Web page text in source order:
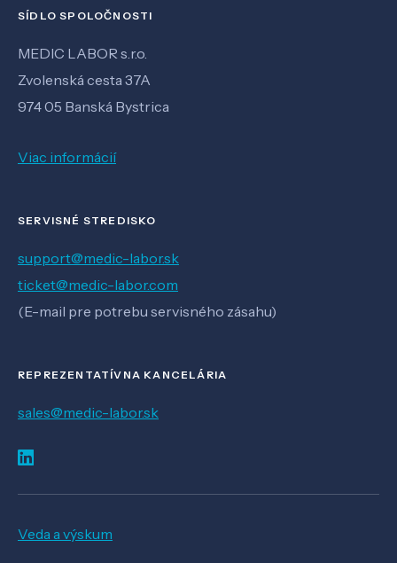
SÍDLO SPOLOČNOSTI
MEDIC LABOR s.r.o.
Zvolenská cesta 37A
974 05 Banská Bystrica
Viac informácií
SERVISNÉ STREDISKO
support@medic-labor.sk
ticket@medic-labor.com
(E-mail pre potrebu servisného zásahu)
REPREZENTATÍVNA KANCELÁRIA
sales@medic-labor.sk
Veda a výskum